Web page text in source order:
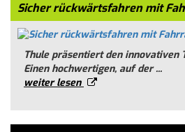
Sicher rückwärtsfahren mit
Thule präsentiert den innovativen
Einen hochwertigen, auf der ...
weiter lesen